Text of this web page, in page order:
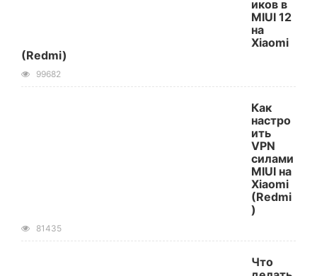
иков в
MIUI 12
на
Xiaomi
(Redmi)
99682
Как
настро
ить
VPN
силами
MIUI на
Xiaomi
(Redmi
)
81435
Что